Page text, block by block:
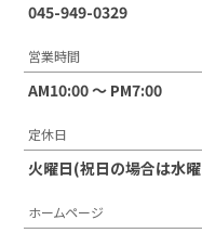
045-949-0329
営業時間
AM10:00 ～ PM7:00
定休日
火曜日(祝日の場合は水
ホームページ